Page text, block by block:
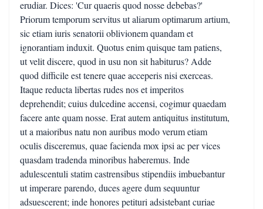
erudiar. Dices: 'Cur quaeris quod nosse debebas?'
Priorum temporum servitus ut aliarum optimarum artium,
sic etiam iuris senatorii oblivionem quandam et
ignorantiam induxit. Quotus enim quisque tam patiens,
ut velit discere, quod in usu non sit habiturus? Adde
quod difficile est tenere quae acceperis nisi exerceas.
Itaque reducta libertas rudes nos et imperitos
deprehendit; cuius dulcedine accensi, cogimur quaedam
facere ante quam nosse. Erat autem antiquitus institutum,
ut a maioribus natu non auribus modo verum etiam
oculis disceremus, quae facienda mox ipsi ac per vices
quasdam tradenda minoribus haberemus. Inde
adulescentuli statim castrensibus stipendiis imbuebantur
ut imperare parendo, duces agere dum sequuntur
adsuescerent; inde honores petituri adsistebant curiae